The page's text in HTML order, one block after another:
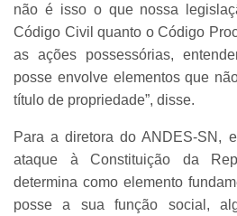
não é isso o que nossa
Código Civil quanto o Código
as ações possessórias,
posse envolve elementos que
título de propriedade”, disse.
Para a diretora do ANDES-SN,
ataque à Constituição da
determina como elemento
posse a sua função social,